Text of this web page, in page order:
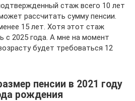
стаж всего 10 лет
рассчитать сумму пенсии.
15 лет. Хотя этот стаж
с 2025 года. А мне на момент
будет требоваться 12
пенсии в 2021 году
рождения